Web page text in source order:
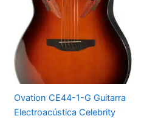
Ovation CE44-1-G Guitarra
Electroacústica Celebrity